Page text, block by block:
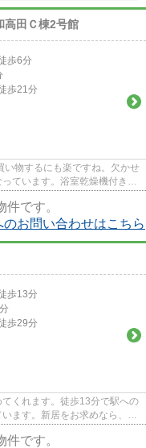
高田Ｃ棟2号館
歩6分
歩21分
物するにも楽ですね。欠かせ
ています。浴室乾燥機付き物
です。
お問い合わせはこちら
歩13分
歩29分
くれます。徒歩13分で駅への
ます。新居をお求めなら、大
です。